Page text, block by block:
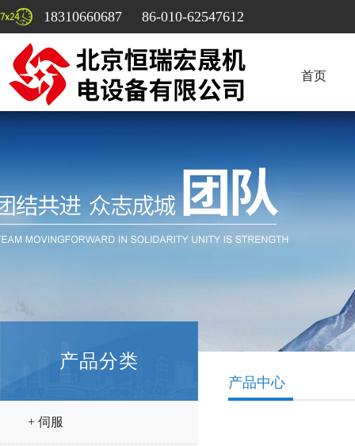
18310660687 86-010-62547612
首页
产品分类
+ 伺服
产品中心